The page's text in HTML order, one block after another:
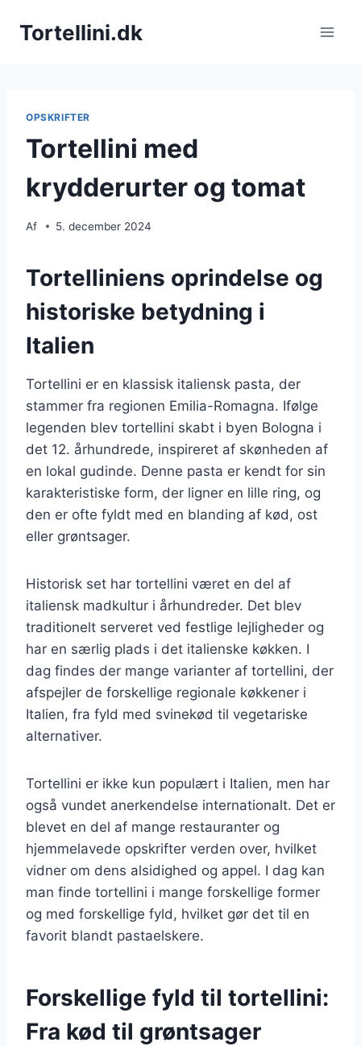
Tortellini.dk
OPSKRIFTER
Tortellini med
krydderurter og tomat
Af 5. december 2024
Tortelliniens oprindelse og
historiske betydning i
Italien
Tortellini er en klassisk italiensk pasta, der
stammer fra regionen Emilia-Romagna. Ifølge
legenden blev tortellini skabt i byen Bologna i
det 12. århundrede, inspireret af skønheden af
en lokal gudinde. Denne pasta er kendt for sin
karakteristiske form, der ligner en lille ring, og
den er ofte fyldt med en blanding af kød, ost
eller grøntsager.
Historisk set har tortellini været en del af
italiensk madkultur i århundreder. Det blev
traditionelt serveret ved festlige lejligheder og
har en særlig plads i det italienske køkken. I
dag findes der mange varianter af tortellini, der
afspejler de forskellige regionale køkkener i
Italien, fra fyld med svinekød til vegetariske
alternativer.
Tortellini er ikke kun populært i Italien, men har
også vundet anerkendelse internationalt. Det er
blevet en del af mange restauranter og
hjemmelavede opskrifter verden over, hvilket
vidner om dens alsidighed og appel. I dag kan
man finde tortellini i mange forskellige former
og med forskellige fyld, hvilket gør det til en
favorit blandt pastaelskere.
Forskellige fyld til tortellini:
Fra kød til grøntsager